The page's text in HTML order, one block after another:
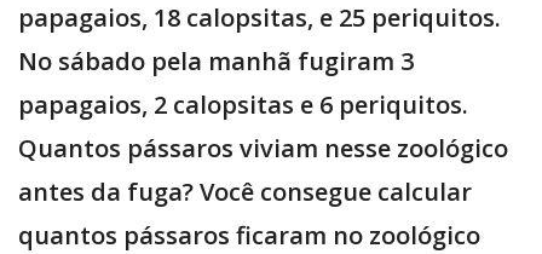
papagaios, 18 calopsitas, e 25 periquitos.
No sábado pela manhã fugiram 3
papagaios, 2 calopsitas e 6 periquitos.
Quantos pássaros viviam nesse zoológico
antes da fuga? Você consegue calcular
quantos pássaros ficaram no zoológico